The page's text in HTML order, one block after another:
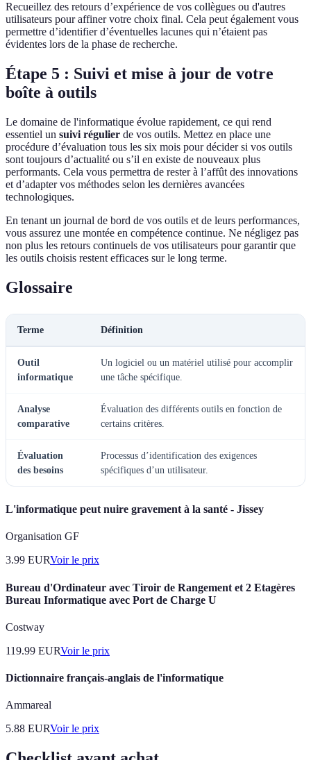
Recueillez des retours d’expérience de vos collègues ou d'autres
utilisateurs pour affiner votre choix final. Cela peut également vous
permettre d’identifier d’éventuelles lacunes qui n’étaient pas
évidentes lors de la phase de recherche.
Étape 5 : Suivi et mise à jour de votre
boîte à outils
Le domaine de l'informatique évolue rapidement, ce qui rend
essentiel un suivi régulier de vos outils. Mettez en place une
procédure d’évaluation tous les six mois pour décider si vos outils
sont toujours d’actualité ou s’il en existe de nouveaux plus
performants. Cela vous permettra de rester à l’affût des innovations
et d’adapter vos méthodes selon les dernières avancées
technologiques.
En tenant un journal de bord de vos outils et de leurs performances,
vous assurez une montée en compétence continue. Ne négligez pas
non plus les retours continuels de vos utilisateurs pour garantir que
les outils choisis restent efficaces sur le long terme.
Glossaire
Terme Définition
Outil
informatique
Un logiciel ou un matériel utilisé pour accomplir
une tâche spécifique.
Analyse
comparative
Évaluation des différents outils en fonction de
certains critères.
Évaluation
des besoins
Processus d’identification des exigences
spécifiques d’un utilisateur.
L'informatique peut nuire gravement à la santé - Jissey
Organisation GF
3.99 EURVoir le prix
Bureau d'Ordinateur avec Tiroir de Rangement et 2 Etagères
Bureau Informatique avec Port de Charge U
Costway
119.99 EURVoir le prix
Dictionnaire français-anglais de l'informatique
Ammareal
5.88 EURVoir le prix